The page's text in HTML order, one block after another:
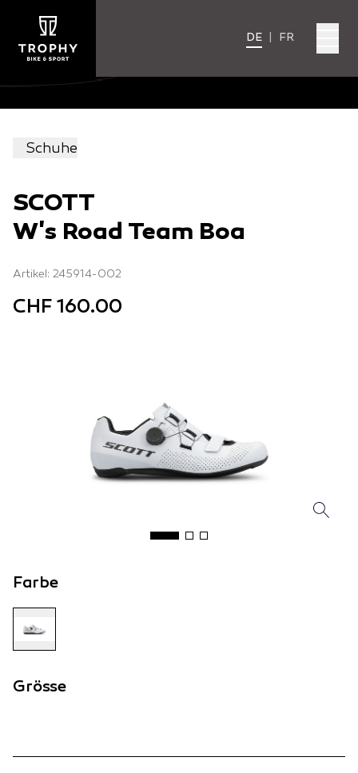
DE FR
Schuhe
SCOTT
W's Road Team Boa
Artikel: 245914-002
CHF 160.00
Farbe
Grösse